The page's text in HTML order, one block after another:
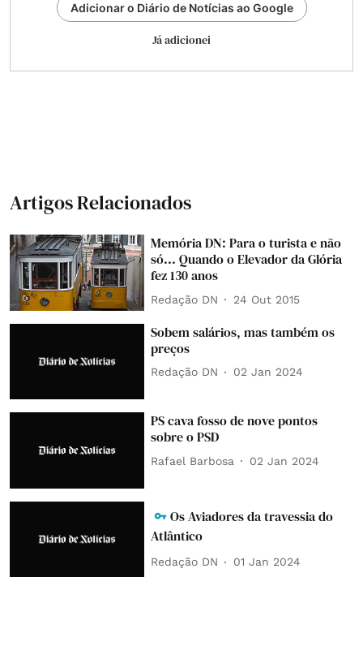
Adicionar o Diário de Notícias ao Google
Já adicionei
Artigos Relacionados
Memória DN: Para o turista e não
só... Quando o Elevador da Glória
fez 130 anos
Redação DN 24 Out 2015
Sobem salários, mas também os
preços
Redação DN 02 Jan 2024
PS cava fosso de nove pontos
sobre o PSD
Rafael Barbosa 02 Jan 2024
Os Aviadores da travessia do
Atlântico
Redação DN 01 Jan 2024